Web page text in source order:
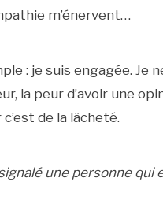
m’énervent…
: je suis engagée.
la peur d’avoir une
de la lâcheté.
une personne